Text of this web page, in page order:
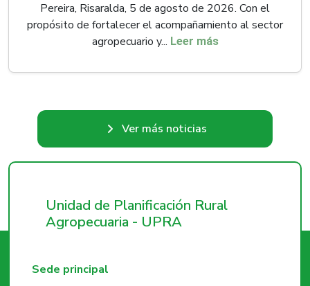
Pereira, Risaralda, 5 de agosto de 2026. Con el
propósito de fortalecer el acompañamiento al sector
agropecuario y... Leer más
Ver más noticias
Unidad de Planificación Rural
Agropecuaria - UPRA
Sede principal